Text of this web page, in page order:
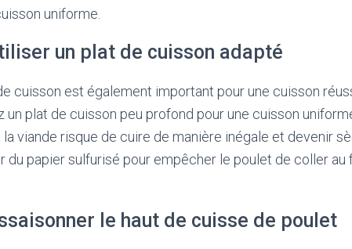
uniforme.
un plat de cuisson adapté
cuisson est également important pour une cuisson
un plat de cuisson peu profond pour une cuisson
viande risque de cuire de manière inégale et devenir
du papier sulfurisé pour empêcher le poulet de coller au
le haut de cuisse de poulet